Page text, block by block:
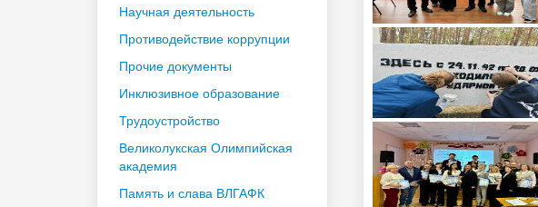
Научная деятельность
Противодействие коррупции
Прочие документы
Инклюзивное образование
Трудоустройство
Великолукская Олимпийская
академия
Память и слава ВЛГАФК